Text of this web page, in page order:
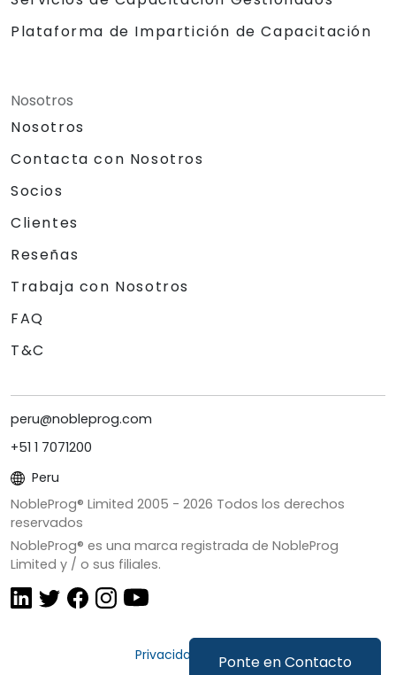
Ponte en Contacto
Plataforma de Impartición de Capacitación
Nosotros
Nosotros
Contacta con Nosotros
Socios
Clientes
Reseñas
Trabaja con Nosotros
FAQ
T&C
peru@nobleprog.com
+51 1 7071200
Peru
NobleProg® Limited 2005 - 2026 Todos los derechos
reservados
NobleProg® es una marca registrada de NobleProg
Limited y / o sus filiales.
Privacidad y Cookies